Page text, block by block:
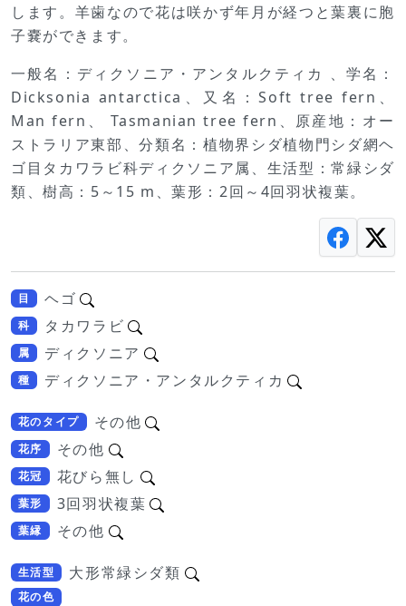
します。羊歯なので花は咲かず年月が経つと葉裏に胞
子嚢ができます。
一般名：ディクソニア・アンタルクティカ 、学名：
Dicksonia antarctica、又名：Soft tree fern、
Man fern、 Tasmanian tree fern、原産地：オー
ストラリア東部、分類名：植物界シダ植物門シダ網ヘ
ゴ目タカワラビ科ディクソニア属、生活型：常緑シダ
類、樹高：5～15 m、葉形：2回～4回羽状複葉。
目 ヘゴ
科 タカワラビ
属 ディクソニア
種 ディクソニア・アンタルクティカ
花のタイプ その他
花序 その他
花冠 花びら無し
葉形 3回羽状複葉
葉縁 その他
生活型 大形常緑シダ類
花の色